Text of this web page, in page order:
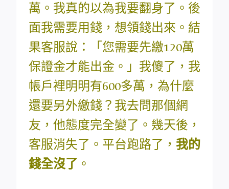
萬。我真的以為我要翻身了。後
面我需要用錢，想領錢出來。結
果客服說：「您需要先繳120萬
保證金才能出金。」我傻了，我
帳戶裡明明有600多萬，為什麼
還要另外繳錢？我去問那個網
友，他態度完全變了。幾天後，
客服消失了。平台跑路了， 我的
錢全沒了 。